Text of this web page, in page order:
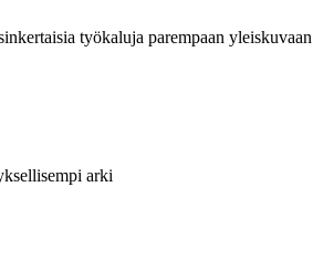
työkaluja parempaan yleiskuvaan
arki